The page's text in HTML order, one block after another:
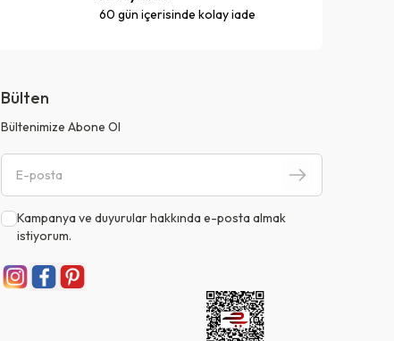
60 gün içerisinde kolay iade
Bülten
Bültenimize Abone Ol
Kampanya ve duyurular hakkında e-posta almak
istiyorum.